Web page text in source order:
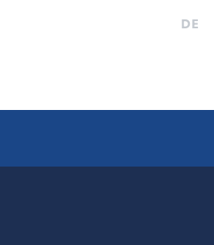
DE